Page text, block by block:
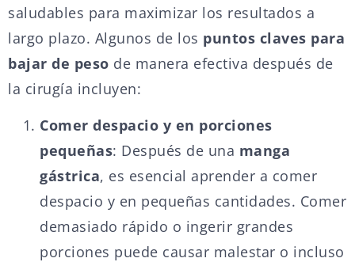
saludables para maximizar los resultados a
largo plazo. Algunos de los puntos claves para
bajar de peso de manera efectiva después de
la cirugía incluyen:
Comer despacio y en porciones
pequeñas: Después de una manga
gástrica, es esencial aprender a comer
despacio y en pequeñas cantidades. Comer
demasiado rápido o ingerir grandes
porciones puede causar malestar o incluso